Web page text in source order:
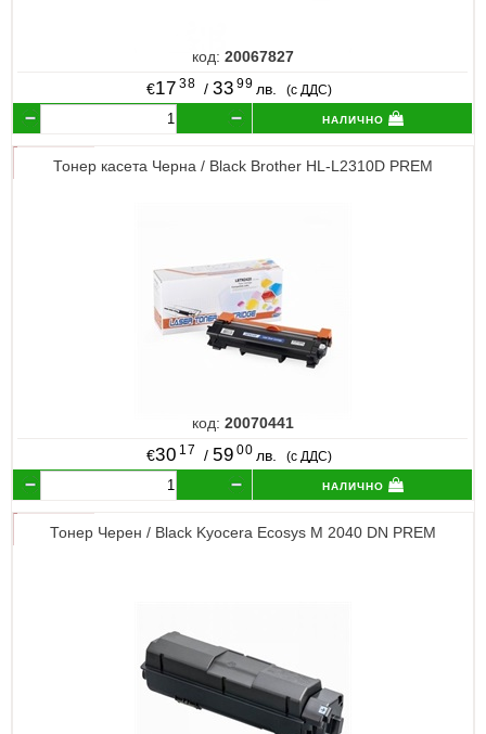
код: 20067827
€17 38 / 33 99 лв. (с ДДС)
налично
Тонер касета Черна / Black Brother HL-L2310D PREM
код: 20070441
€30 17 / 59 00 лв. (с ДДС)
налично
Тонер Черен / Black Kyocera Ecosys M 2040 DN PREM